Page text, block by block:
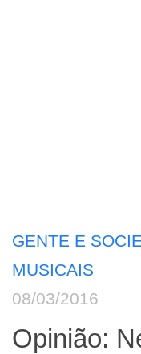
GENTE E
MUSICAIS
08/03/2016
Opinião: